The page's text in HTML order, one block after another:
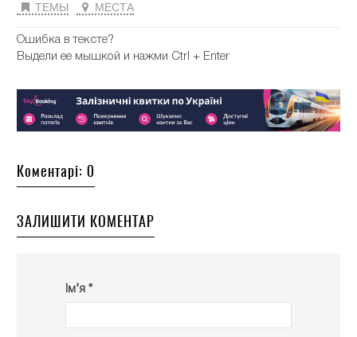
ТЕМЫ МЕСТА
Ошибка в тексте?
Выдели ее мышкой и нажми Ctrl + Enter
Коментарі: 0
ЗАЛИШИТИ КОМЕНТАР
Ім’я *